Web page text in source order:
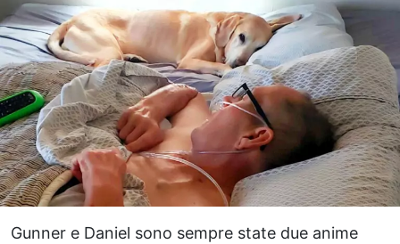
Gunner e Daniel sono sempre state due anime